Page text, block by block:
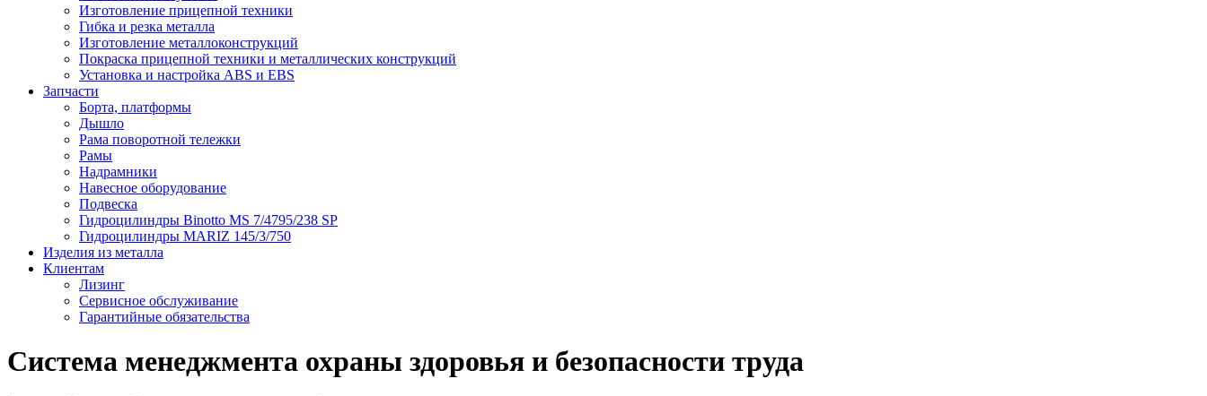
Изготовление прицепной техники
Гибка и резка металла
Изготовление металлоконструкций
Покраска прицепной техники и металлических конструкций
Установка и настройка ABS и EBS
Запчасти
Борта, платформы
Дышло
Рама поворотной тележки
Рамы
Надрамники
Навесное оборудование
Подвеска
Гидроцилиндры Binotto MS 7/4795/238 SP
Гидроцилиндры MARIZ 145/3/750
Изделия из металла
Клиентам
Лизинг
Сервисное обслуживание
Гарантийные обязательства
Система менеджмента охраны здоровья и безопасности труда